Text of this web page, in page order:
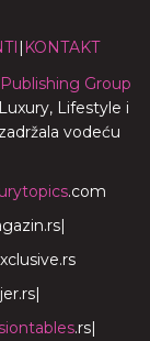
| KONTAKT
Group
Lifestyle i
vodeću
.com
|
|
.rs|